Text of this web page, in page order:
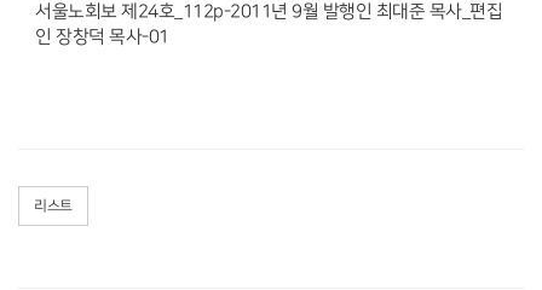
서울노회보 제24호_112p-2011년 9월 발행인 최대준 목사_편집
인 장창덕 목사-01
리스트